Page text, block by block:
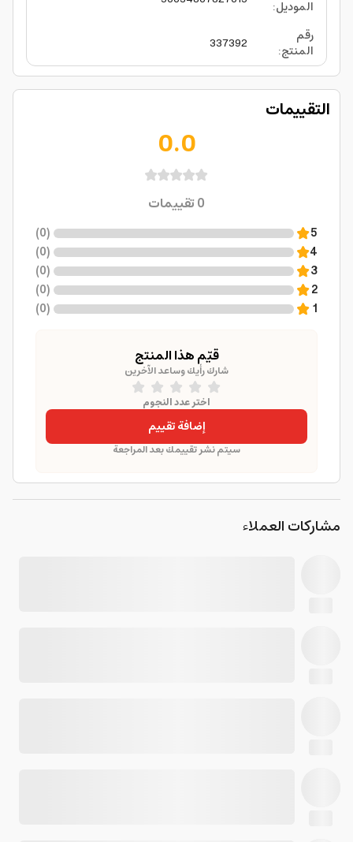
الموديل:
رقم
المنتج:
337392
التقييمات
0.0
0تقييمات
5
(
0
)
4
(
0
)
3
(
0
)
2
(
0
)
1
(
0
)
قيّم هذا المنتج
شارك رأيك وساعد الآخرين
اختر عدد النجوم
إضافة تقييم
سيتم نشر تقييمك بعد المراجعة
مشاركات العملاء